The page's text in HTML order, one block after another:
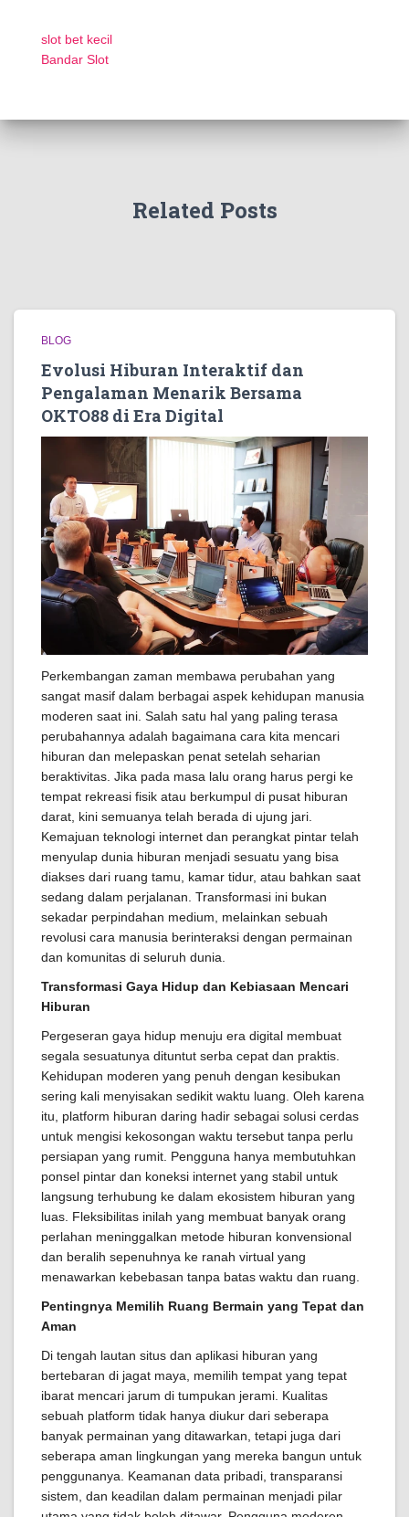
slot bet kecil
Bandar Slot
Related Posts
BLOG
Evolusi Hiburan Interaktif dan
Pengalaman Menarik Bersama
OKTO88 di Era Digital
Perkembangan zaman membawa perubahan yang
sangat masif dalam berbagai aspek kehidupan manusia
moderen saat ini. Salah satu hal yang paling terasa
perubahannya adalah bagaimana cara kita mencari
hiburan dan melepaskan penat setelah seharian
beraktivitas. Jika pada masa lalu orang harus pergi ke
tempat rekreasi fisik atau berkumpul di pusat hiburan
darat, kini semuanya telah berada di ujung jari.
Kemajuan teknologi internet dan perangkat pintar telah
menyulap dunia hiburan menjadi sesuatu yang bisa
diakses dari ruang tamu, kamar tidur, atau bahkan saat
sedang dalam perjalanan. Transformasi ini bukan
sekadar perpindahan medium, melainkan sebuah
revolusi cara manusia berinteraksi dengan permainan
dan komunitas di seluruh dunia.
Transformasi Gaya Hidup dan Kebiasaan Mencari
Hiburan
Pergeseran gaya hidup menuju era digital membuat
segala sesuatunya dituntut serba cepat dan praktis.
Kehidupan moderen yang penuh dengan kesibukan
sering kali menyisakan sedikit waktu luang. Oleh karena
itu, platform hiburan daring hadir sebagai solusi cerdas
untuk mengisi kekosongan waktu tersebut tanpa perlu
persiapan yang rumit. Pengguna hanya membutuhkan
ponsel pintar dan koneksi internet yang stabil untuk
langsung terhubung ke dalam ekosistem hiburan yang
luas. Fleksibilitas inilah yang membuat banyak orang
perlahan meninggalkan metode hiburan konvensional
dan beralih sepenuhnya ke ranah virtual yang
menawarkan kebebasan tanpa batas waktu dan ruang.
Pentingnya Memilih Ruang Bermain yang Tepat dan
Aman
Di tengah lautan situs dan aplikasi hiburan yang
bertebaran di jagat maya, memilih tempat yang tepat
ibarat mencari jarum di tumpukan jerami. Kualitas
sebuah platform tidak hanya diukur dari seberapa
banyak permainan yang ditawarkan, tetapi juga dari
seberapa aman lingkungan yang mereka bangun untuk
penggunanya. Keamanan data pribadi, transparansi
sistem, dan keadilan dalam permainan menjadi pilar